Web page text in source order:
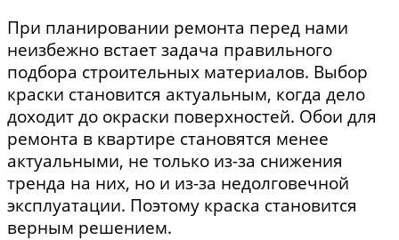
При планировании ремонта перед нами
неизбежно встает задача правильного
подбора строительных материалов. Выбор
краски становится актуальным, когда дело
доходит до окраски поверхностей. Обои для
ремонта в квартире становятся менее
актуальными, не только из-за снижения
тренда на них, но и из-за недолговечной
эксплуатации. Поэтому краска становится
верным решением.